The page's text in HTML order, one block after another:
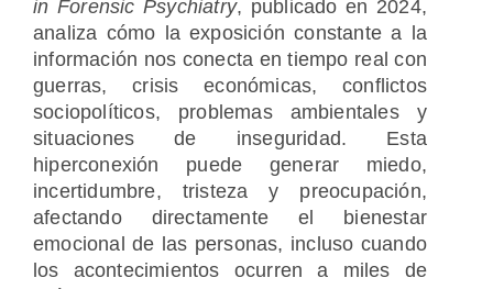
in Forensic Psychiatry, publicado en 2024,
analiza cómo la exposición constante a la
información nos conecta en tiempo real con
guerras, crisis económicas, conflictos
sociopolíticos, problemas ambientales y
situaciones de inseguridad. Esta
hiperconexión puede generar miedo,
incertidumbre, tristeza y preocupación,
afectando directamente el bienestar
emocional de las personas, incluso cuando
los acontecimientos ocurren a miles de